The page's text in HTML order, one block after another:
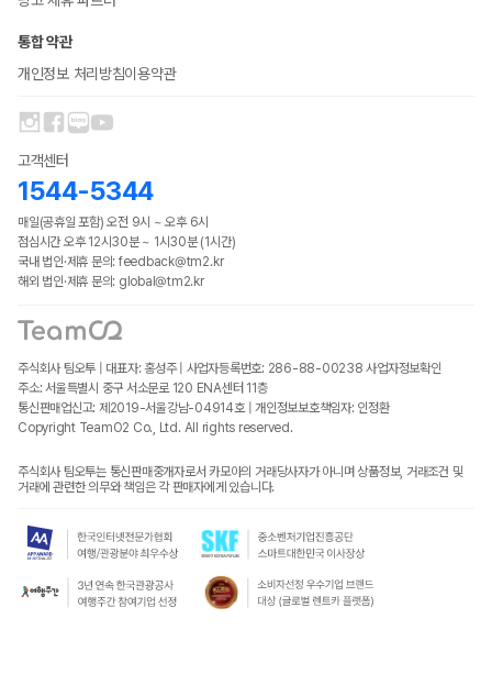
통합 약관
개인정보 처리방침이용약관
고객센터
1544-5344
매일(공휴일 포함) 오전 9시 ~ 오후 6시
점심시간 오후 12시30분 ~ 1시30분 (1시간)
국내 법인·제휴 문의: feedback@tm2.kr
해외 법인·제휴 문의: global@tm2.kr
주식회사 팀오투 | 대표자: 홍성주 | 사업자등록번호: 286-88-00238 사업자정보확인
주소: 서울특별시 중구 서소문로 120 ENA센터 11층
통신판매업신고: 제2019-서울강남-04914호 | 개인정보보호책임자: 인정환
Copyright TeamO2 Co., Ltd. All rights reserved.
주식회사 팀오투는 통신판매중개자로서 카모아의 거래당사자가 아니며 상품정보, 거래조건 및
거래에 관련한 의무와 책임은 각 판매자에게 있습니다.